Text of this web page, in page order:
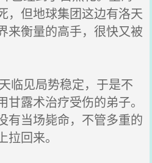
，但地球集团这边有洛天
来衡量的高手，很快又被
临见局势稳定，于是不
露术治疗受伤的弟子。
有当场毙命，不管多重的
回来。